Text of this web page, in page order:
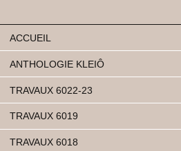
ACCUEIL
ANTHOLOGIE KLEIÔ
TRAVAUX 6022-23
TRAVAUX 6019
TRAVAUX 6018